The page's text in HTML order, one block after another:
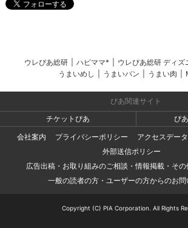
ウレぴあ総研 ハピママ* ウレぴあ総研 ディズ
うまいめし
うまいパン うまい肉
ぴあ関連サイト
チケットぴあ
ぴ
会社案内
プライバシーポリシー
アクセスデー
外部送信ポリシー
広告出稿・お取り組みのご相談・情報掲載・そ
一般の読者の方・ユーザーの方からのお問
Copyright (C) PIA Corporation. All Rights